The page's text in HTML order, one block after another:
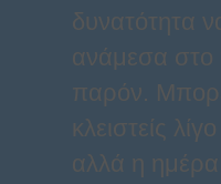
δυνατότητα
ανάμεσα στο
παρόν.
κλειστείς
αλλά η ημέρα